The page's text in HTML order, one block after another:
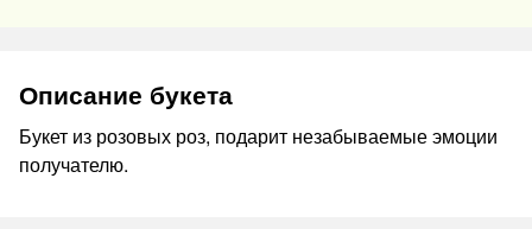
Описание букета
Букет из розовых роз, подарит незабываемые эмоции
получателю.